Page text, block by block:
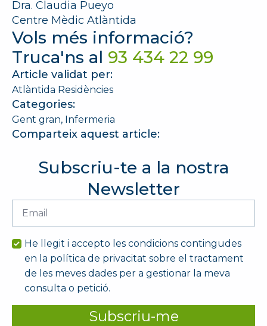
Dra. Claudia Pueyo
Centre Mèdic Atlàntida
Vols més informació?
Truca'ns al 93 434 22 99
Article validat per:
Atlàntida Residències
Categories:
Gent gran Infermeria
Comparteix aquest article:
Subscriu-te a la nostra
Newsletter
Email
He llegit i accepto les condicions contingudes
en la política de privacitat sobre el tractament
de les meves dades per a gestionar la meva
consulta o petició.
Subscriu-me